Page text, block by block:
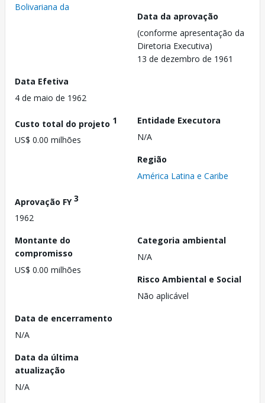
Bolivariana da
Data da aprovação
(conforme apresentação da
Diretoria Executiva)
13 de dezembro de 1961
Data Efetiva
4 de maio de 1962
Custo total do projeto 1
US$ 0.00 milhões
Entidade Executora
N/A
Região
América Latina e Caribe
Aprovação FY3
1962
Montante do
compromisso
US$ 0.00 milhões
Categoria ambiental
N/A
Risco Ambiental e Social
Não aplicável
Data de encerramento
N/A
Data da última
atualização
N/A